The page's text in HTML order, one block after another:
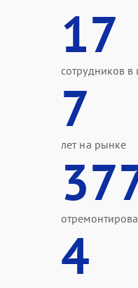
17
сотрудников в
7
лет на рынке
4